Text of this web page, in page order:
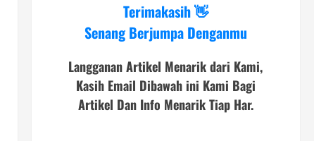
Terimakasih 👋
Senang Berjumpa Denganmu
Langganan Artikel Menarik dari Kami,
Kasih Email Dibawah ini Kami Bagi
Artikel Dan Info Menarik Tiap Har.